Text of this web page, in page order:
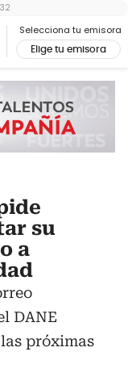
Selecciona tu emisora
Elige tu emisora
su
a
DANE
próximas